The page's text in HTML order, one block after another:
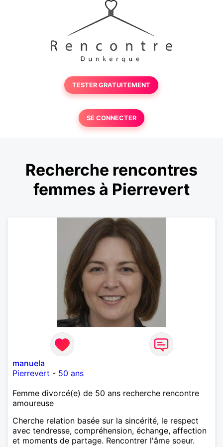
TESTER GRATUITEMENT
SE CONNECTER
Recherche rencontres
femmes à Pierrevert
manuela
Pierrevert - 50 ans
Femme divorcé(e) de 50 ans recherche rencontre
amoureuse
Cherche relation basée sur la sincérité, le respect
avec tendresse, compréhension, échange, affection
et moments de partage. Rencontrer l'âme soeur.